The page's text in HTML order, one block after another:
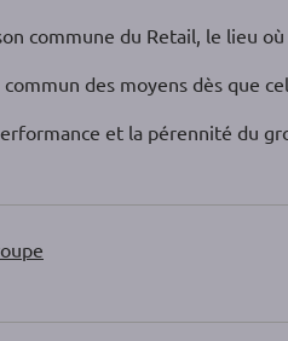
commune du Retail, le lieu
des moyens dès que
et la pérennité du